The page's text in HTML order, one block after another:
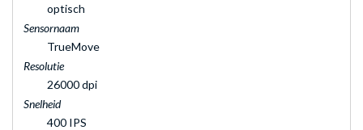
optisch
Sensornaam
TrueMove
Resolutie
26000 dpi
Snelheid
400 IPS